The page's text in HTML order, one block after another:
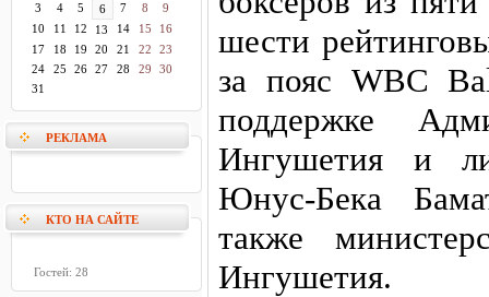
3
4 5 6 7 8
9
10
11 12 13 14 15
16
17
18 19 20 21 22
23
24
25 26 27 28 29
30
31
РЕКЛАМА
КТО НА САЙТЕ
Гостей: 28
шести
за пояс WBC
поддержке
Ингушетия и
Юнус-Бека
также
Ингушетия.